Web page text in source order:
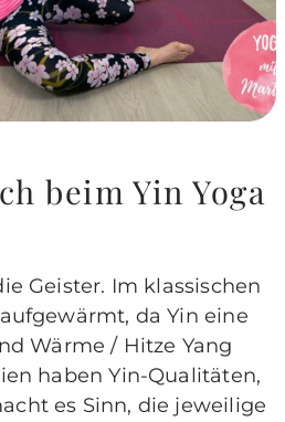
beim Yin Yoga
Geister. Im klassischen
da Yin eine
Wärme / Hitze Yang
haben Yin-Qualitäten,
es Sinn, die jeweilige